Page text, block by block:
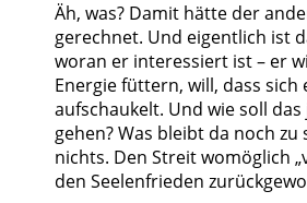
Äh, was? Damit hätte der
gerechnet. Und eigentlich ist
woran er interessiert ist – er
Energie füttern, will, dass sich
aufschaukelt. Und wie soll
gehen? Was bleibt da noch zu
nichts. Den Streit womöglich
den Seelenfrieden